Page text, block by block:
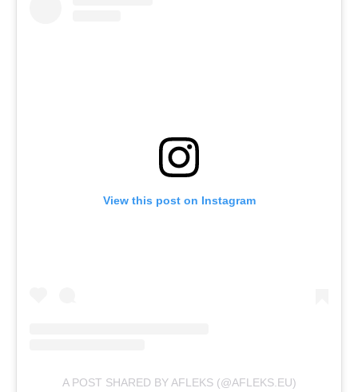
View this post on Instagram
A POST SHARED BY AFLEKS (@AFLEKS.EU)